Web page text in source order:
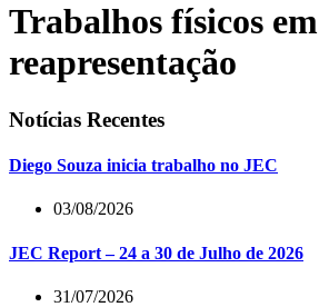
Trabalhos físicos em
reapresentação
Notícias Recentes
Diego Souza inicia trabalho no JEC
03/08/2026
JEC Report – 24 a 30 de Julho de 2026
31/07/2026